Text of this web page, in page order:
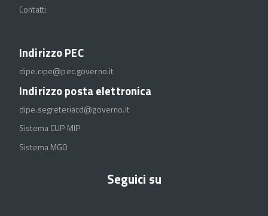
Contatti
Indirizzo PEC
dipe.cipe@pec.governo.it
Indirizzo posta elettronica
dipe.segreteriacd@governo.it
Sistema CUP MIP
Sistema MGO
Seguici su